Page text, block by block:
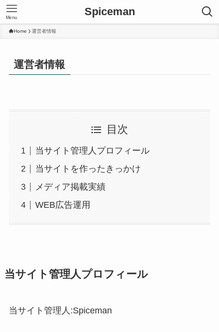
Spiceman
Menu
Home 運営者情報
運営者情報
目次
当サイト管理人プロフィール
当サイトを作ったきっかけ
メディア掲載実績
WEB広告運用
当サイト管理人プロフィール
当サイト管理人:Spiceman